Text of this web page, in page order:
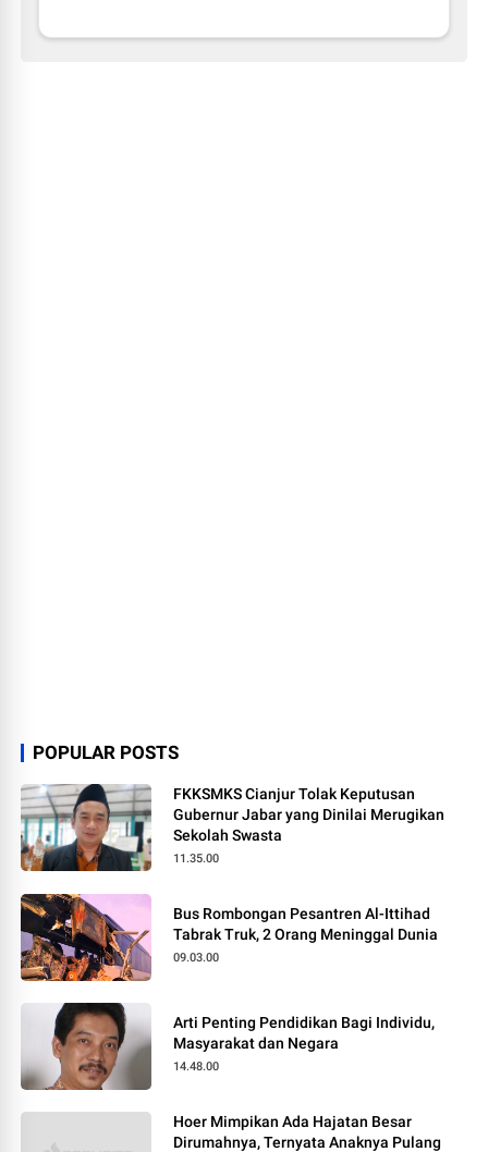
POPULAR POSTS
FKKSMKS Cianjur Tolak Keputusan
Gubernur Jabar yang Dinilai Merugikan
Sekolah Swasta
11.35.00
Bus Rombongan Pesantren Al-Ittihad
Tabrak Truk, 2 Orang Meninggal Dunia
09.03.00
Arti Penting Pendidikan Bagi Individu,
Masyarakat dan Negara
14.48.00
Hoer Mimpikan Ada Hajatan Besar
Dirumahnya, Ternyata Anaknya Pulang